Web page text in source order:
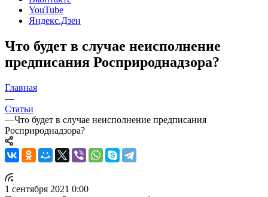
YouTube
Яндекс.Дзен
Что будет в случае неисполнение
предписания Росприроднадзора?
Главная
—
Статьи
—Что будет в случае неисполнение предписания
Росприроднадзора?
1 сентября 2021 0:00